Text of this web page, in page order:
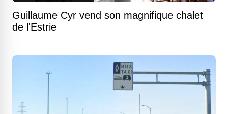
Guillaume Cyr vend son magnifique chalet
de l'Estrie